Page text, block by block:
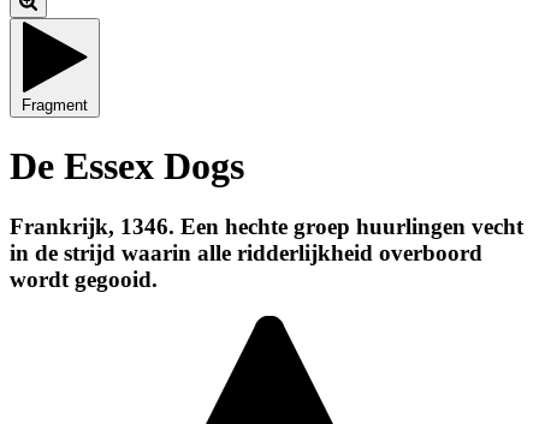
Fragment
De Essex Dogs
Frankrijk, 1346. Een hechte groep huurlingen vecht
in de strijd waarin alle ridderlijkheid overboord
wordt gegooid.